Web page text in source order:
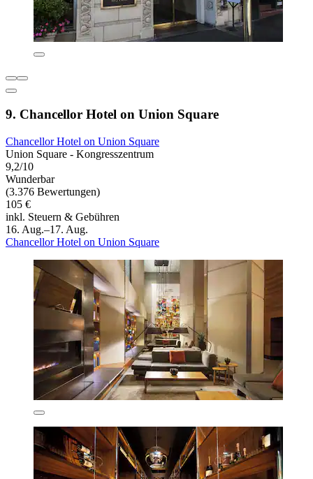
9. Chancellor Hotel on Union Square
Chancellor Hotel on Union Square
Union Square - Kongresszentrum
9,2/10
Wunderbar
(3.376 Bewertungen)
105 €
inkl. Steuern & Gebühren
16. Aug.–17. Aug.
Chancellor Hotel on Union Square